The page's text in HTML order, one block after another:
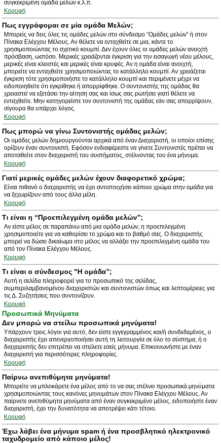
συγκεκριμένη ομάδα μελών κ.λ.π.
Κορυφή
Πως εγγράφομαι σε μία ομάδα Μελών;
Μπορείς να δεις όλες τις ομάδες μελών στο σύνδεσμο “Ομάδες μελών” ή στον
Πίνακα Ελέγχου Μέλους. Αν θέλετε να ενταχθείτε σε μια, κάντε το
χρησιμοποιώντας το σχετικό κουμπί. Δεν έχουν όλες οι ομάδες μελών ανοιχτή
πρόσβαση, ωστόσο. Μερικές χρειάζονται έγκριση για την εισαγωγή νέου μέλους,
μερικές είναι κλειστές και μερικές είναι κρυφές. Αν η ομάδα είναι ανοιχτή,
μπορείτε να ενταχθείτε χρησιμοποιώντας το κατάλληλο κουμπί. Αν χρειάζεται
έγκριση τότε χρησιμοποιήστε το κατάλληλο κουμπί και περιμένετε μέχρι να
ειδοποιηθείτε ότι εγκρίθηκε ή απορρίφθηκε. Ο συντονιστής της ομάδας θα
χρειαστεί να εξετάσει την αίτηση σας και ίσως σας ρωτήσει γιατί θέλετε να
ενταχθείτε. Μην κατηγορείστε τον συντονιστή της ομάδας εάν σας απορρίψουν,
σίγουρα θα υπάρχει λόγος.
Κορυφή
Πως μπορώ να γίνω Συντονιστής ομάδας μελών;
Οι ομάδες μελών δημιουργούνται αρχικά από έναν Διαχειριστή, οι οποίοι επίσης
ορίζουν έναν συντονιστή. Εφόσον ενδιαφέρεστε να γίνετε Συντονιστές πρέπει να
αποταθείτε στον διαχειριστή του συστήματος, στέλνοντας του ένα μήνυμα.
Κορυφή
Γιατί μερικές ομάδες μελών έχουν διαφορετικό χρώμα;
Είναι πιθανό ο διαχειριστής να έχει αντιστοιχήσει κάποιο χρώμα στην ομάδα για
να ξεχωρίζουν από τους άλλα μέλη.
Κορυφή
Τι είναι η “Προεπιλεγμένη ομάδα μελών”;
Αν είστε μέλος σε παραπάνω από μια ομάδα μελών, η προεπιλεγμένη
χρησιμοποιείτε για να καθορίσει το χρώμα και το βαθμό σας. Ο διαχειριστής
μπορεί να δώσει δικαίωμα στο μέλος να αλλάξει την προεπιλεγμένη ομάδα του
από τον Πίνακα Ελέγχου Μέλους.
Κορυφή
Τι είναι ο σύνδεσμος "Η ομάδα”;
Αυτή η σελίδα πληροφορεί για το προσωπικό της σελίδας,
συμπεριλαμβανομένου διαχειριστών και συντονιστών όπως και λεπτομέρειες για
τις Δ. Συζητήσεις που συντονίζουν.
Κορυφή
Προσωπικά Μηνύματα
Δεν μπορώ να στείλω προσωπικά μηνύματα!
Υπάρχουν τρεις λόγοι για αυτό, δεν είστε εγγεγραμμένος και/ή συνδεδεμένος, ο
διαχειριστής έχει απενεργοποιήσει αυτή τη λειτουργία σε όλο το σύστημα, ή ο
διαχειριστής δεν επιτρέπει να στείλετε εσείς μήνυμα. Επικοινωνήστε με έναν
διαχειριστή για περισσότερες πληροφορίες.
Κορυφή
Παίρνω ανεπιθύμητα μηνύματα!
Μπορείτε να μπλοκάρετε ένα μέλος από το να σας στέλνει προσωπικά μηνύματα
χρησιμοποιώντας τους κανόνες μηνυμάτων στον Πίνακα Ελέγχου Μέλους. Αν
παίρνετε ανεπιθύμητα μηνύματα από έναν συγκεκριμένο μέλος, ειδοποιήστε έναν
διαχειριστή, έχει την δυνατότητα να αποτρέψει κάτι τέτοιο.
Κορυφή
Έχω λάβει ένα μήνυμα spam ή ένα προσβλητικό ηλεκτρονικό
ταχυδρομείο από κάποιο μέλος!